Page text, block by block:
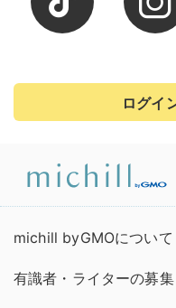
ログイ
michill byGMOについて
有識者・ライターの募集